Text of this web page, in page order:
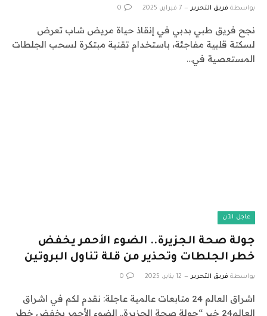
بواسطة فريق التحرير 7 فبراير، 2025 0
نجح فريق طبي بدبي في إنقاذ حياة مريض شاب تعرض
لسكتة قلبية مفاجئة، باستخدام تقنية مبتكرة لسحب الجلطات
المستعصية في…
عاجل الآن
جولة صحة الجزيرة.. الضوء الأحمر يخفض
خطر الجلطات وتحذير من قلة تناول البروتين
بواسطة فريق التحرير 12 يناير، 2025 0
اشراق العالم 24 متابعات عالمية عاجلة: نقدم لكم في اشراق
العالم24 خبر “جولة صحة الجزيرة.. الضوء الأحمر يخفض خطر